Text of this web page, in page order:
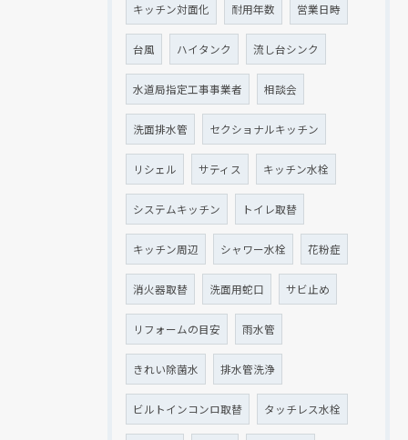
キッチン対面化 耐用年数 営業日時
台風 ハイタンク 流し台シンク
水道局指定工事事業者 相談会
洗面排水管 セクショナルキッチン
リシェル サティス キッチン水栓
システムキッチン トイレ取替
キッチン周辺 シャワー水栓 花粉症
消火器取替 洗面用蛇口 サビ止め
リフォームの目安 雨水管
きれい除菌水 排水管洗浄
ビルトインコンロ取替 タッチレス水栓